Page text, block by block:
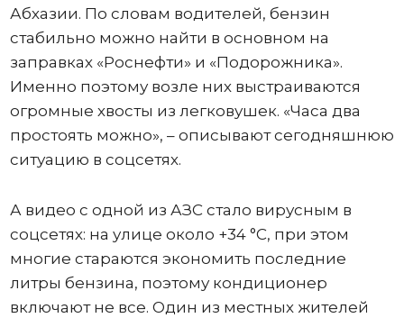
Абхазии. По словам водителей, бензин
стабильно можно найти в основном на
заправках «Роснефти» и «Подорожника».
Именно поэтому возле них выстраиваются
огромные хвосты из легковушек. «Часа два
простоять можно», – описывают сегодняшнюю
ситуацию в соцсетях.
А видео с одной из АЗС стало вирусным в
соцсетях: на улице около +34 °C, при этом
многие стараются экономить последние
литры бензина, поэтому кондиционер
включают не все. Один из местных жителей